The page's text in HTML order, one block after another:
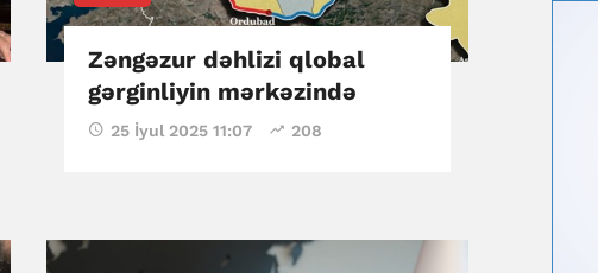
Zəngəzur dəhlizi qlobal
gərginliyin mərkəzində
25 İyul 2025 11:07 208